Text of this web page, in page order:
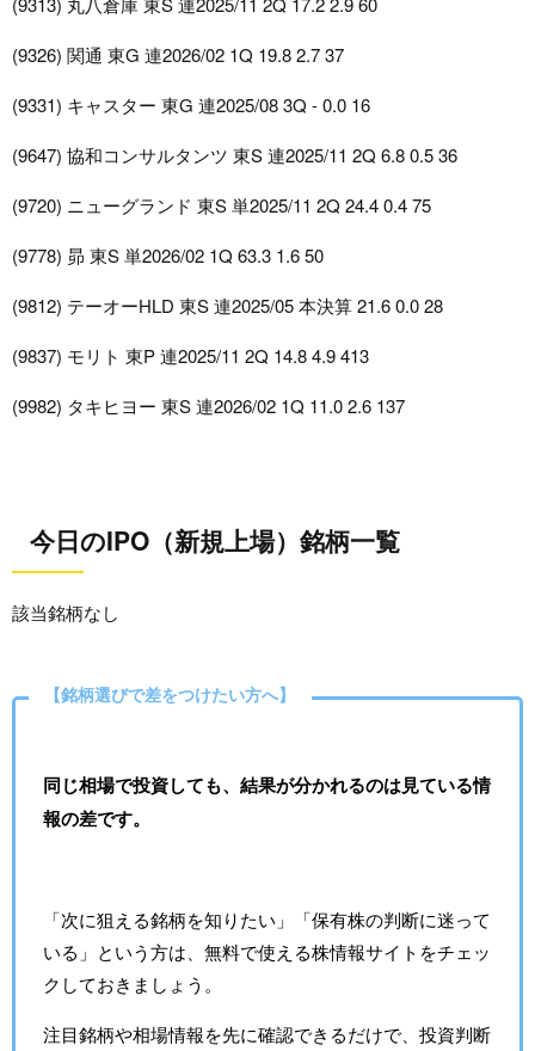
(9326) 関通 東G 連2026/02 1Q 19.8 2.7 37
(9331) キャスター 東G 連2025/08 3Q - 0.0 16
(9647) 協和コンサルタンツ 東S 連2025/11 2Q 6.8 0.5 36
(9720) ニューグランド 東S 単2025/11 2Q 24.4 0.4 75
(9778) 昴 東S 単2026/02 1Q 63.3 1.6 50
(9812) テーオーHLD 東S 連2025/05 本決算 21.6 0.0 28
(9837) モリト 東P 連2025/11 2Q 14.8 4.9 413
(9982) タキヒヨー 東S 連2026/02 1Q 11.0 2.6 137
今日のIPO（新規上場）銘柄一覧
該当銘柄なし
【銘柄選びで差をつけたい方へ】
同じ相場で投資しても、結果が分かれるのは見ている情
報の差です。
「次に狙える銘柄を知りたい」「保有株の判断に迷って
いる」という方は、無料で使える株情報サイトをチェッ
クしておきましょう。
注目銘柄や相場情報を先に確認できるだけで、投資判断